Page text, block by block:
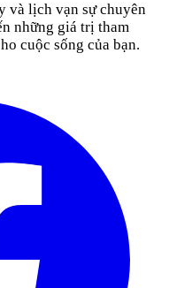
và lịch vạn sự chuyên
những giá trị tham
cuộc sống của bạn.